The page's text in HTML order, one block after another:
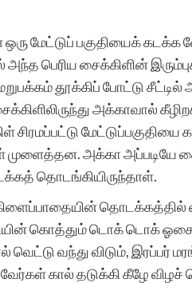
மேட்டுப் பகுதியைக் கடக்க
பெரிய சைக்கிளின்
தூக்கிப் போட்டு
அக்காவால்
சிரமப்பட்டு
அக்கா அப்படியே
தொடங்கியிருந்தாள்.
கிளைப்பாதையின்
கொத்தும் டொக் டொக்
வெட்டு வந்து விடும்,
வேர்கள் கால் தடுக்கி கீழே